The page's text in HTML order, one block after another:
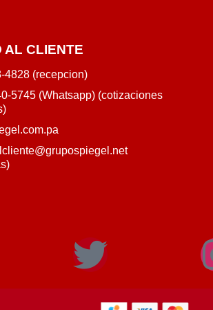
AL CLIENTE
4828 (recepcion)
5745 (Whatsapp) (cotizaciones